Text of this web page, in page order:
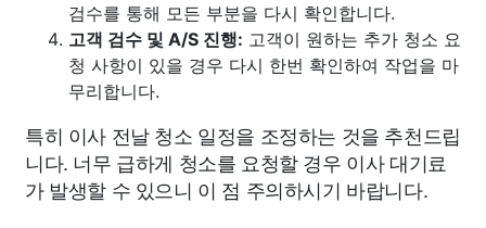
검수를 통해 모든 부분을 다시 확인합니다.
고객 검수 및 A/S 진행: 고객이 원하는 추가 청소 요
청 사항이 있을 경우 다시 한번 확인하여 작업을 마
무리합니다.
특히 이사 전날 청소 일정을 조정하는 것을 추천드립
니다. 너무 급하게 청소를 요청할 경우 이사 대기료
가 발생할 수 있으니 이 점 주의하시기 바랍니다.